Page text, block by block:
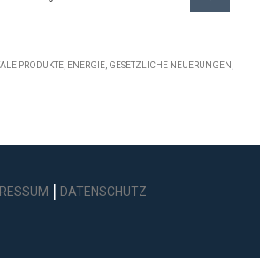
PRODUKTE ENERGIE GESETZLICHE NEUERUNGEN
| DATENSCHUTZ